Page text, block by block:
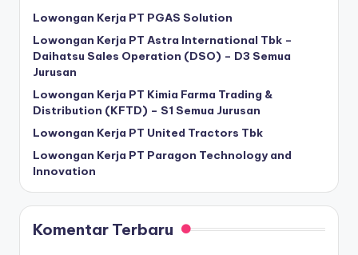
Lowongan Kerja PT PGAS Solution
Lowongan Kerja PT Astra International Tbk –
Daihatsu Sales Operation (DSO) – D3 Semua
Jurusan
Lowongan Kerja PT Kimia Farma Trading &
Distribution (KFTD) – S1 Semua Jurusan
Lowongan Kerja PT United Tractors Tbk
Lowongan Kerja PT Paragon Technology and
Innovation
Komentar Terbaru